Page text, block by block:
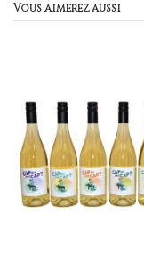
Vous aimerez aussi